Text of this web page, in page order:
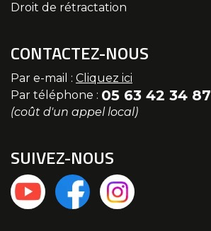
Droit de rétractation
CONTACTEZ-NOUS
Par e-mail : Cliquez ici
Par téléphone : 05 63 42 34 87
(coût d'un appel local)
SUIVEZ-NOUS